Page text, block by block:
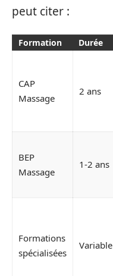
peut citer :
Formation Durée
CAP
Massage
2 ans
BEP
Massage
1-2 ans
Formations
spécialisées
Variable